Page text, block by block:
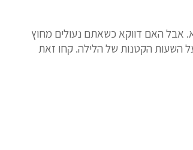
אבל האם דווקא כשאתם נעולים מחוץ
השעות הקטנות של הלילה. קחו זאת